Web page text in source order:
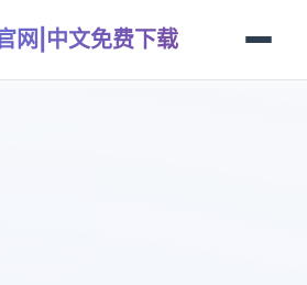
网|中文免费下载